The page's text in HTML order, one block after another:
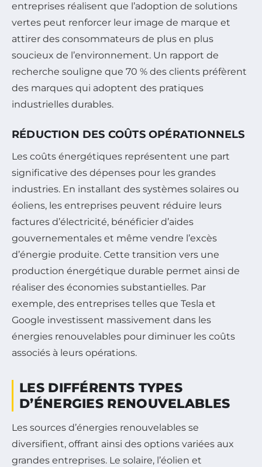
entreprises réalisent que l’adoption de solutions
vertes peut renforcer leur image de marque et
attirer des consommateurs de plus en plus
soucieux de l’environnement. Un rapport de
recherche souligne que 70 % des clients préfèrent
des marques qui adoptent des pratiques
industrielles durables.
RÉDUCTION DES COÛTS OPÉRATIONNELS
Les coûts énergétiques représentent une part
significative des dépenses pour les grandes
industries. En installant des systèmes solaires ou
éoliens, les entreprises peuvent réduire leurs
factures d’électricité, bénéficier d’aides
gouvernementales et même vendre l’excès
d’énergie produite. Cette transition vers une
production énergétique durable permet ainsi de
réaliser des économies substantielles. Par
exemple, des entreprises telles que Tesla et
Google investissent massivement dans les
énergies renouvelables pour diminuer les coûts
associés à leurs opérations.
LES DIFFÉRENTS TYPES
D’ÉNERGIES RENOUVELABLES
Les sources d’énergies renouvelables se
diversifient, offrant ainsi des options variées aux
grandes entreprises. Le solaire, l’éolien et